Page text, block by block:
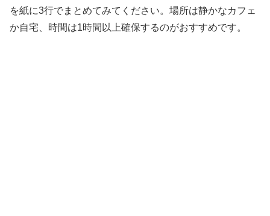
を紙に3行でまとめてみてください。場所は静かなカフェ
か自宅、時間は1時間以上確保するのがおすすめです。